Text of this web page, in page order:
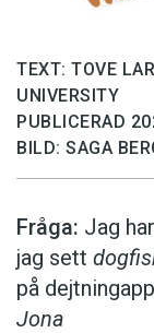
TEXT: TOVE
UNIVERSITY
PUBLICERAD
BILD: SAGA
Fråga: Jag
jag sett
på
Jona